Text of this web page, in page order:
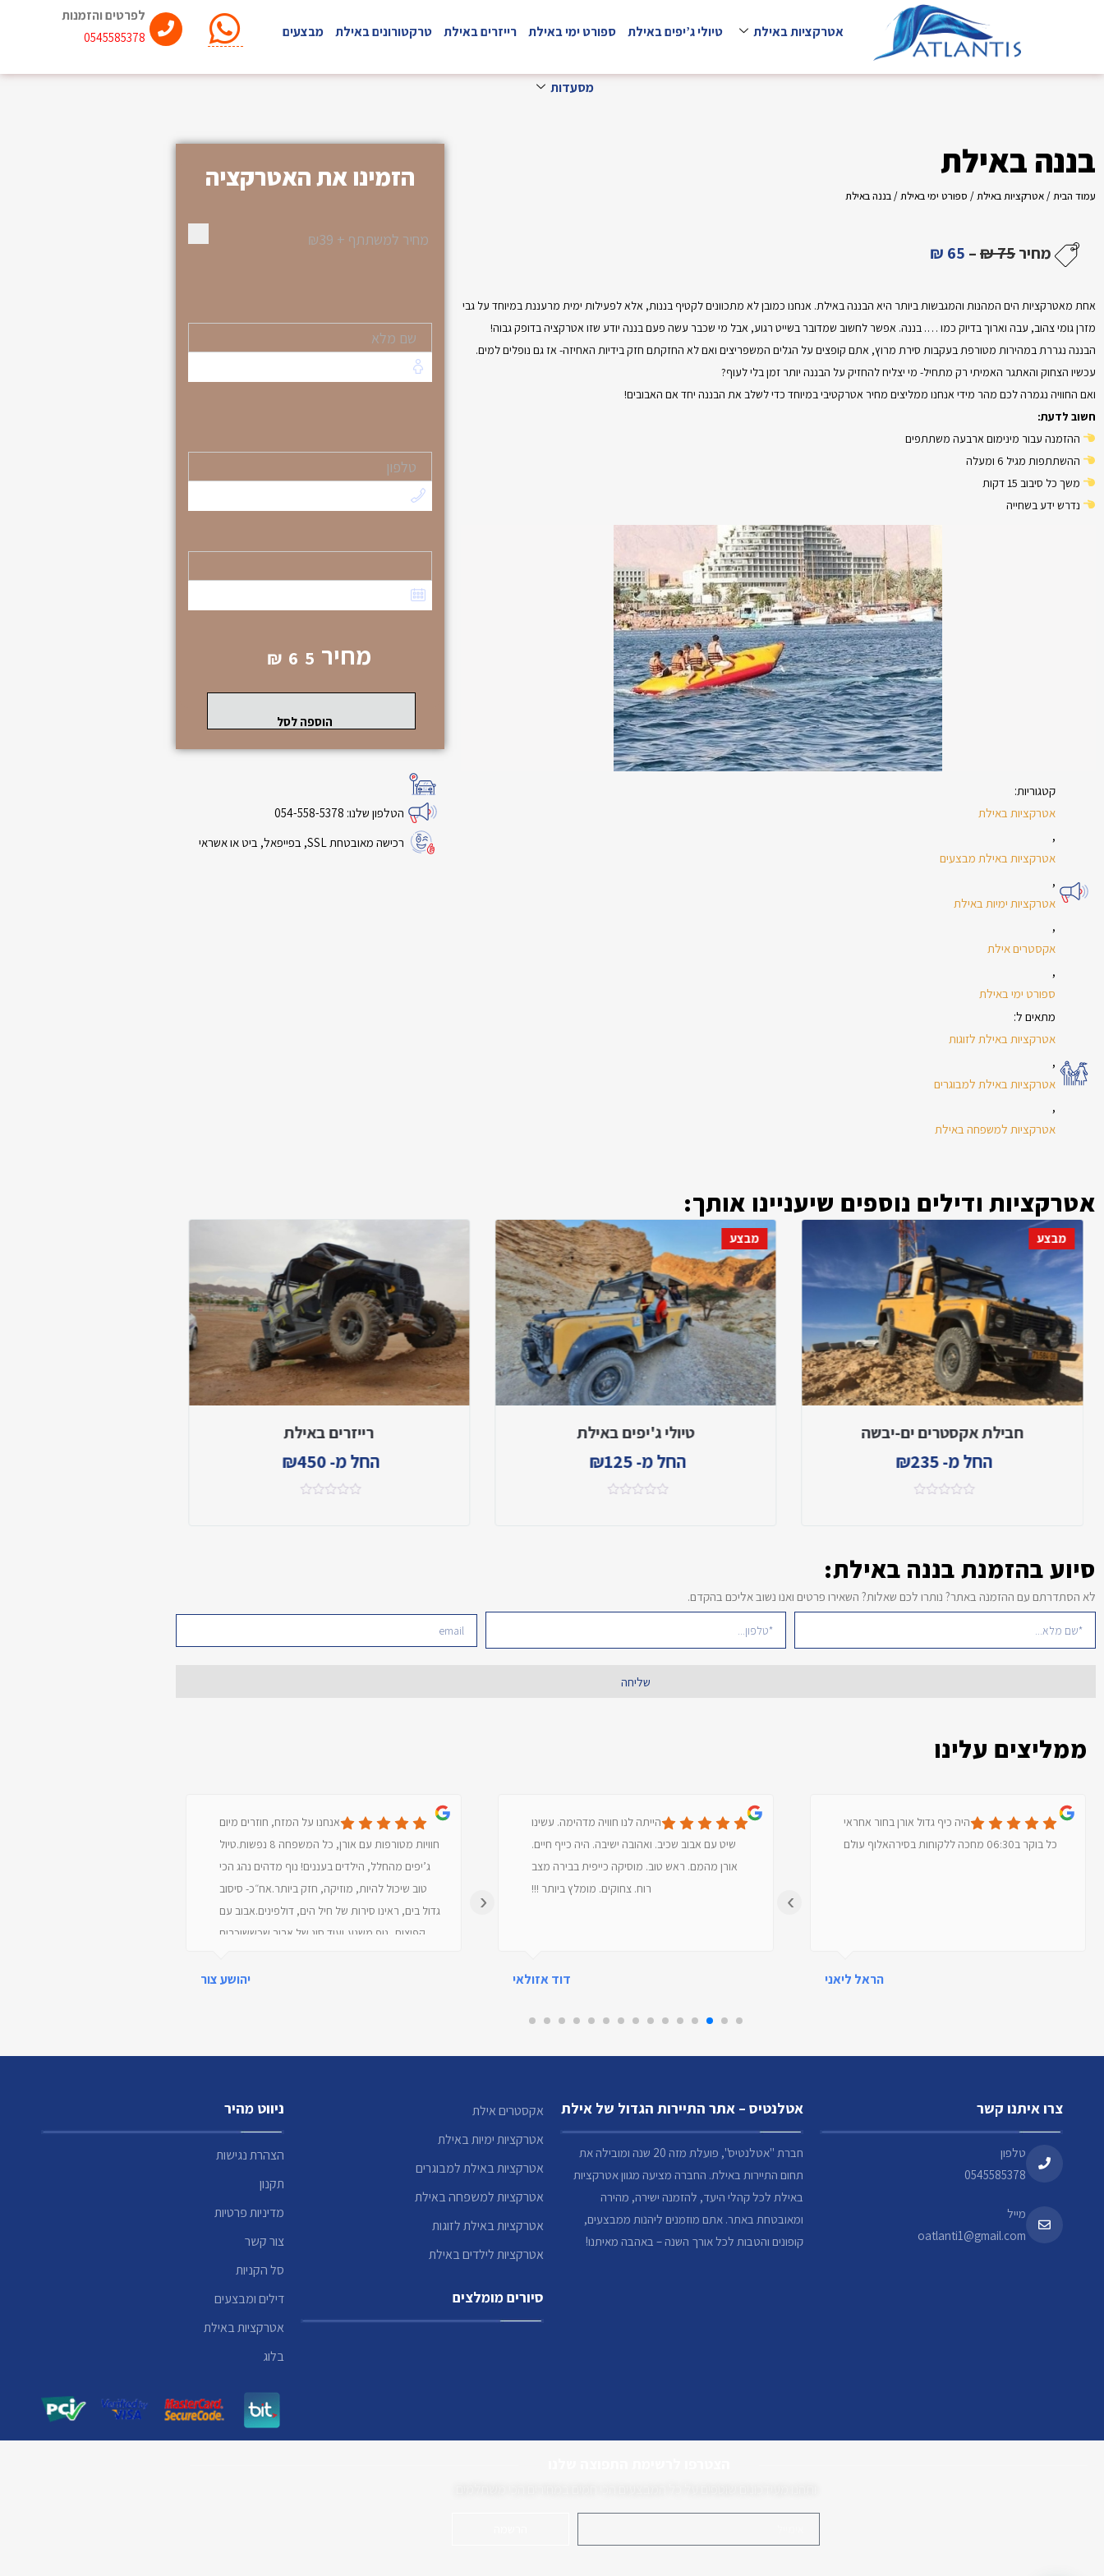
אטרקציות באילת טיולי ג’יפים באילת ספורט ימי באילת רייזרים באילת טרקטורונים באילת מבצעים
מסעדות
לפרטים והזמנות
0545585378
בננה באילת
עמוד הבית/אטרקציות באילת/ ספורט ימי באילת/ בננה באילת
מחיר75 ₪
–
65 ₪
אחת מאטרקציות הים המהנות והמגבשות ביותר היא הבננה באילת. אנחנו כמובן לא מתכוונים לקטיף בננות, אלא לפעילות ימית מרעננת במיוחד על גבי
מזרן גומי צהוב, עבה וארוך בדיוק כמו …. בננה. אפשר לחשוב שמדובר בשייט רגוע, אבל מי שכבר עשה פעם בננה יודע שזו אטרקציה בדופק גבוה!
הבננה נגררת במהירות מטורפת בעקבות סירת מרוץ, אתם קופצים על הגלים המשפריצים ואם לא החזקתם חזק בידיות האחיזה- אז גם נופלים למים.
עכשיו הצחוק והאתגר האמיתי רק מתחיל- מי יצליח להחזיק על הבננה יותר זמן בלי לעוף?
ואם החוויה נגמרה לכם מהר מידי אנחנו ממליצים מחיר אטרקטיבי במיוחד כדי לשלב את הבננה יחד אם האבובים!
חשוב לדעת:
ההזמנה עבור מינימום ארבעה משתתפים
ההשתתפות מגיל 6 ומעלה
משך כל סיבוב 15 דקות
נדרש ידע בשחייה
קטגוריות:
אטרקציות באילת
,
אטרקציות באילת מבצעים
,
אטרקציות ימיות באילת
,
אקסטרים אילת
,
ספורט ימי באילת
מתאים ל:
אטרקציות באילת לזוגות
,
אטרקציות באילת למבוגרים
,
אטרקציות למשפחה באילת
הזמינו את האטרקציה
מחיר למשתתף +
₪39
מחיר ₪ 65
הוספה לסל
הטלפון שלנו: 054-558-5378
רכישה מאובטחת SSL, בפייפאל, ביט או אשראי
אטרקציות ודילים נוספים שיעניינו אותך:
מבצע
חבילת אקסטרים ים-יבשה
החל מ- ₪235
מבצע
טיולי ג'יפים באילת
החל מ- ₪125
רייזרים באילת
החל מ- ₪450
סיוע בהזמנת בננה באילת:
לא הסתדרתם עם ההזמנה באתר? נותרו לכם שאלות? השאירו פרטים ואנו נשוב אליכם בהקדם.
שליחה
ממליצים עלינו
היה כיף גדול אורן בחור אחראי
כל בוקר ב06:30 מחכה ללקוחות בסירהאלוף עולם
הראל ליאני
הייתה לנו חוויה מדהימה. עשינו
שיט עם אבוב שכיב. ואהובה ישיבה. היה כייף חיים.
אורן מהמם. ראש טוב. מוסיקה כייפית בבירה מצב
רוח. צחוקים. מומלץ ביותר !!!
דוד אזולאי
אנחנו על המזח, חוזרים מיום
חוויות מטורפות עם אורן, כל המשפחה 8 נפשות.טיול
ג’יפים מהחלל, הילדים בעננים! נוף מדהים נהג הכי
טוב שיכול להיות, מוזיקה, חזק ביותר.אח״כ- סיסוב
גדול בים, ראינו סירות של חיל הים, דולפינים.אבוב עם
קפיצות, נוף משגע,ועוד סוג של אבוב שכששוכבים
עצמהבקיצור מומלץ מכל הלב, והמחיר בהחלט
יהושע צור
‹
›
צרו איתנו קשר
טלפון
0545585378
מייל
oatlanti1@gmail.com
אטלנטיס – אתר התיירות הגדול של אילת
חברת "אטלנטיס", פועלת מזה 20 שנה ומובילה את
תחום התיירות באילת. החברה מציעה מגוון אטרקציות
באילת לכל קהלי היעד, להזמנה ישירה, מהירה
ומאובטחת באתר. אתם מוזמנים ליהנות ממבצעים,
קופונים והטבות לכל אורך השנה – באהבה מאיתנו!
אקסטרים אילת
אטרקציות ימיות באילת
אטרקציות באילת למבוגרים
אטרקציות למשפחה באילת
אטרקציות באילת לזוגות
אטרקציות לילדים באילת
סיורים מומלצים
ניווט מהיר
הצהרת נגישות
תקנון
מדיניות פרטיות
צור קשר
סל הקניות
דילים ומבצעים
אטרקציות באילת
בלוג